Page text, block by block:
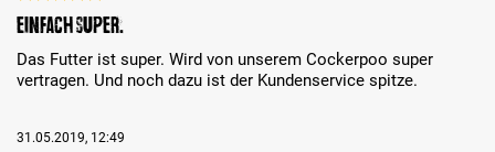
Review with rating of 5 out of 5 stars
Einfach super.
Das Futter ist super. Wird von unserem Cockerpoo super
vertragen. Und noch dazu ist der Kundenservice spitze.
31.05.2019, 12:49